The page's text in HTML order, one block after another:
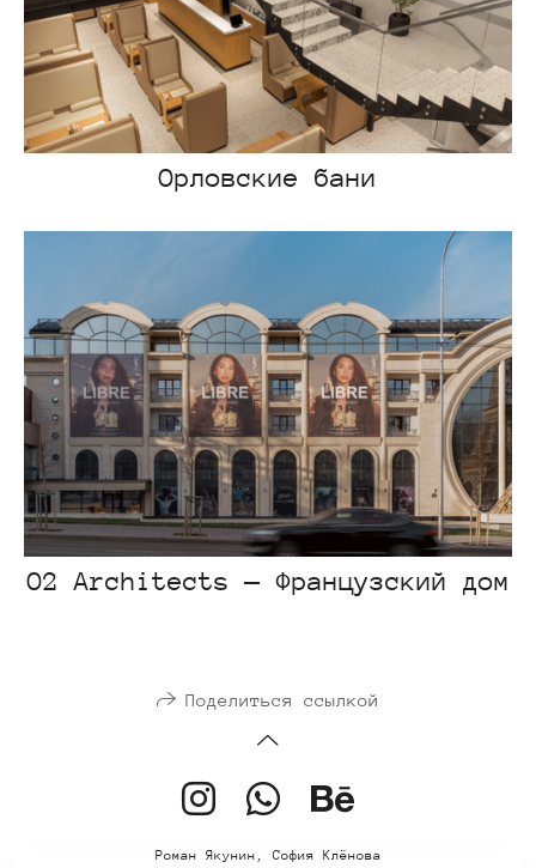
Орловские бани
O2 Architects — Французский дом
Поделиться ссылкой
Роман Якунин, София Клёнова